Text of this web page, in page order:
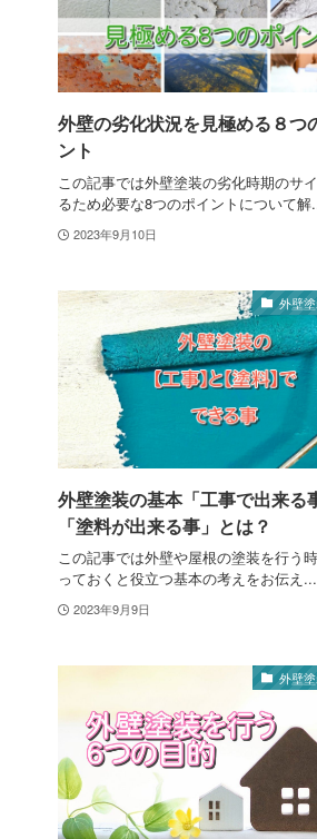
外壁の劣化状況を見極める８つ
ント
この記事では外壁塗装の劣化時期のサ
るため必要な8つのポイントについて解
2023年9月10日
外壁
外壁塗装の基本「工事で出来る
「塗料が出来る事」とは？
この記事では外壁や屋根の塗装を行う
っておくと役立つ基本の考えをお伝え...
2023年9月9日
外壁